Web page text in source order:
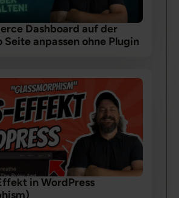
Dashboard auf der
Seite anpassen ohne Plugin
in WordPress